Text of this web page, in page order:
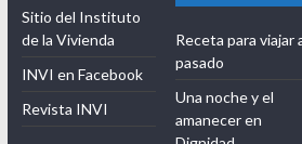
Sitio del Instituto
de la Vivienda
INVI en Facebook
Revista INVI
Receta para viajar
pasado
Una noche y el
amanecer en